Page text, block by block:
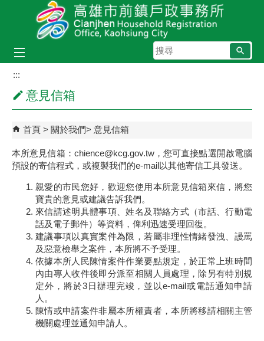
跳到主要內容區塊
搜
尋
:::
意見信箱
首頁 關於我們 意見信箱
本所意見信箱： chience@kcg.gov.tw，您可直接點選開啟電腦
預設的寄信程式，或複製我們的e-mail以其他寄信工具發送。
親愛的市民您好，歡迎您使用本所意見信箱來信，將您
寶貴的意見或建議告訴我們。
來信請述明具體事項、姓名及聯絡方式（市話、行動電
話及電子郵件）等資料，俾利迅速受理回復。
建議事項以真實案件為限，若屬非理性情緒發洩、謾罵
及惡意檢舉之案件，本所將不予受理。
依據本所人民陳情案件作業要點規定，於正常上班時間
內由專人收件後即分派至相關人員處理，除另有特別規
定外，將於3日辦理完竣，並以e-mail或電話通知申請
人。
陳情或申請案件非屬本所權責者，本所將移請相關主管
機關處理並通知申請人。